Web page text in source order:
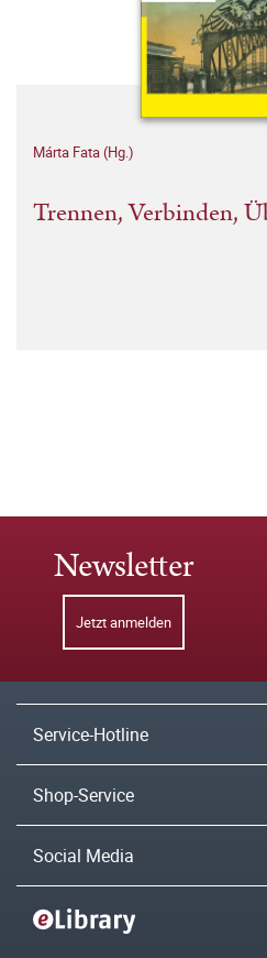
Márta Fata (Hg.)
Trennen, Verbinden,
Newsletter
Jetzt anmelden
Service-Hotline
Shop-Service
Social Media